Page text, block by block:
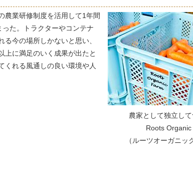
農家として独立し
Roots
（ルーツオーガニッ
農業研修制度を活用して1年間
た。トラクターやコンテナ
今の場所しかないと思い、
上に満足のいく成果が出たと
くれる風通しの良い環境や人